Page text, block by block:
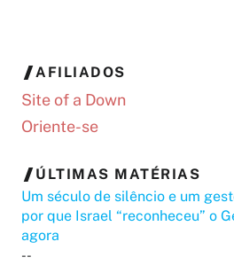
AFILIADOS
Site of a Down
Oriente-se
ÚLTIMAS MATÉRIAS
Um século de silêncio e um
por que Israel “reconheceu” o
agora
--